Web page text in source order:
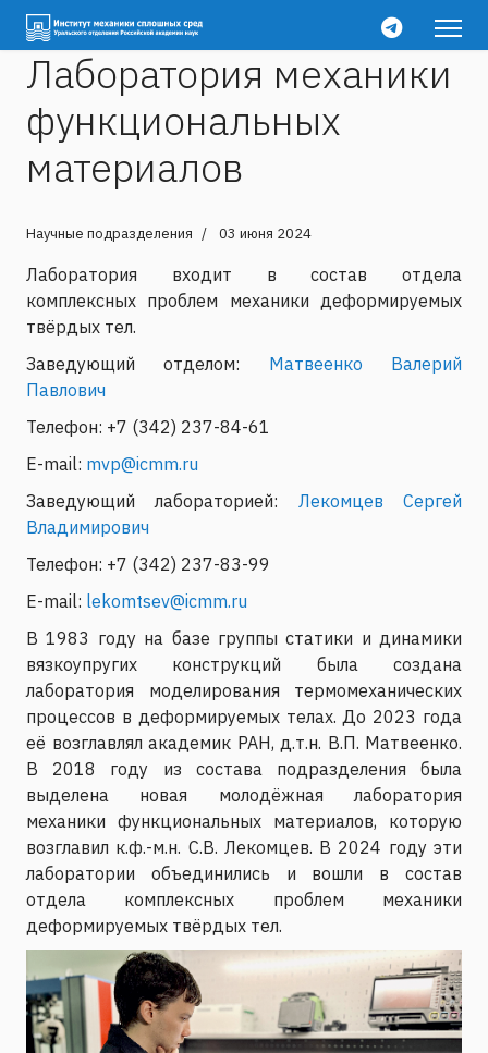
Лаборатория механики
функциональных
материалов
Научные подразделения 03 июня 2024
Лаборатория входит в состав отдела
комплексных проблем механики деформируемых
твёрдых тел.
Заведующий отделом: Матвеенко Валерий
Павлович
Телефон: +7 (342) 237-84-61
E-mail: mvp@icmm.ru
Заведующий лабораторией: Лекомцев Сергей
Владимирович
Телефон: +7 (342) 237-83-99
E-mail: lekomtsev@icmm.ru
В 1983 году на базе группы статики и динамики
вязкоупругих конструкций была создана
лаборатория моделирования термомеханических
процессов в деформируемых телах. До 2023 года
её возглавлял академик РАН, д.т.н. В.П. Матвеенко.
В 2018 году из состава подразделения была
выделена новая молодёжная лаборатория
механики функциональных материалов, которую
возглавил к.ф.-м.н. С.В. Лекомцев. В 2024 году эти
лаборатории объединились и вошли в состав
отдела комплексных проблем механики
деформируемых твёрдых тел.